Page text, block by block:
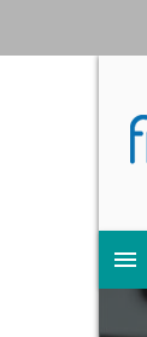
menu